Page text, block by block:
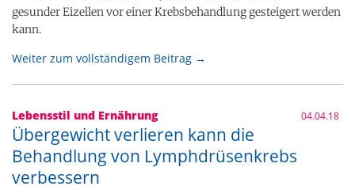
gesunder Eizellen vor einer Krebsbehandlung gesteigert werden
kann.
Weiter zum vollständigem Beitrag →
Lebensstil und Ernährung 04.04.18
Übergewicht verlieren kann die
Behandlung von Lymphdrüsenkrebs
verbessern